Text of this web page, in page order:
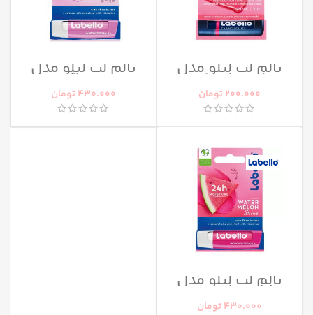
بالم لب لبلو مدل
caring beauty
200.000 تومان
بالم لب لبلو مدل
soft rose
430.000 تومان
بالم لب لبلو مدل
watermelon shine
430.000 تومان